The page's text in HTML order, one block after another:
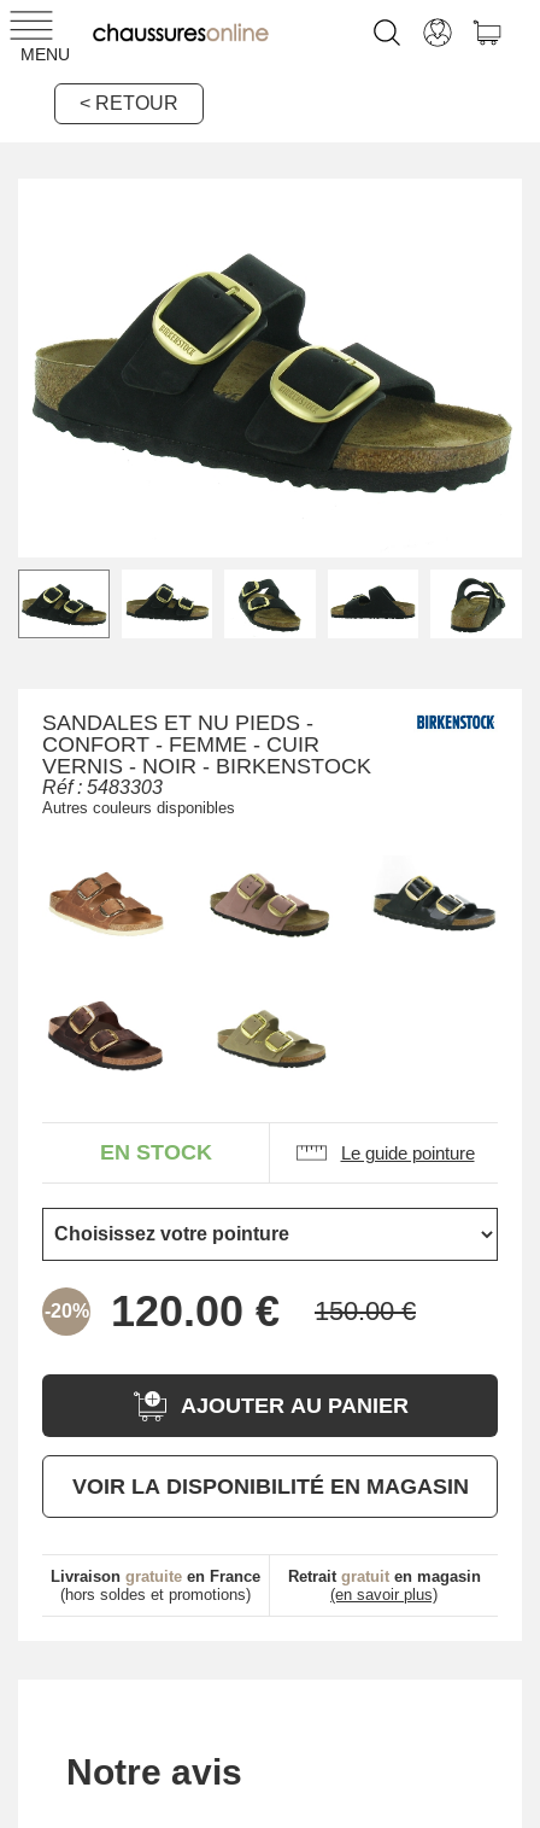
MENU
< RETOUR
SANDALES ET NU PIEDS -
CONFORT - FEMME - CUIR
VERNIS - NOIR - BIRKENSTOCK
Réf : 5483303
Autres couleurs disponibles
EN STOCK Le guide pointure
-20%
AJOUTER AU PANIER
VOIR LA DISPONIBILITÉ EN MAGASIN
Livraison gratuite en France
(hors soldes et promotions)
Retrait gratuiten magasin
(en savoir plus)
Notre avis